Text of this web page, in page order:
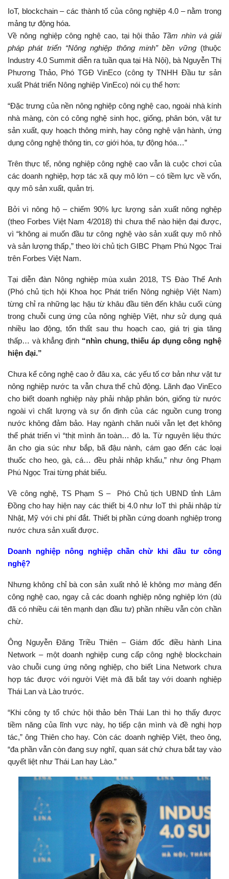
IoT, blockchain – các thành tố của công nghiệp 4.0 – nằm trong
mảng tự động hóa.
Về nông nghiệp công nghệ cao, tại hội thảo Tầm nhìn và giải
pháp phát triển “Nông nghiệp thông minh” bền vững (thuộc
Industry 4.0 Summit diễn ra tuần qua tại Hà Nội), bà Nguyễn Thị
Phương Thảo, Phó TGĐ VinEco (công ty TNHH Đầu tư sản
xuất Phát triển Nông nghiệp VinEco) nói cụ thể hơn:
“Đặc trưng của nền nông nghiệp công nghệ cao, ngoài nhà kính
nhà màng, còn có công nghệ sinh học, giống, phân bón, vật tư
sản xuất, quy hoạch thông minh, hay công nghệ vận hành, ứng
dụng công nghệ thông tin, cơ giới hóa, tự động hóa…”
Trên thực tế, nông nghiệp công nghệ cao vẫn là cuộc chơi của
các doanh nghiệp, hợp tác xã quy mô lớn – có tiềm lực về vốn,
quy mô sản xuất, quản trị.
Bởi vì nông hộ – chiếm 90% lực lượng sản xuất nông nghệp
(theo Forbes Việt Nam 4/2018) thì chưa thể nào hiện đại được,
vì “không ai muốn đầu tư công nghệ vào sản xuất quy mô nhỏ
và sản lượng thấp,” theo lời chủ tịch GIBC Phạm Phú Ngọc Trai
trên Forbes Việt Nam.
Tại diễn đàn Nông nghiệp mùa xuân 2018, TS Đào Thế Anh
(Phó chủ tịch hội Khoa học Phát triển Nông nghiệp Việt Nam)
từng chỉ ra những lạc hậu từ khâu đầu tiên đến khâu cuối cùng
trong chuỗi cung ứng của nông nghiệp Việt, như sử dụng quá
nhiều lao động, tổn thất sau thu hoạch cao, giá trị gia tăng
thấp… và khẳng định “nhìn chung, thiếu áp dụng công nghệ
hiện đại.”
Chưa kể công nghệ cao ở đâu xa, các yếu tố cơ bản như vật tư
nông nghiệp nước ta vẫn chưa thể chủ động. Lãnh đạo VinEco
cho biết doanh nghiệp này phải nhập phân bón, giống từ nước
ngoài vì chất lượng và sự ổn định của các nguồn cung trong
nước không đảm bảo. Hay ngành chăn nuôi vẫn lẹt đẹt không
thể phát triển vì “thịt mình ăn toàn… đô la. Từ nguyên liệu thức
ăn cho gia súc như bắp, bã đậu nành, cám gạo đến các loại
thuốc cho heo, gà, cá… đều phải nhập khẩu,” như ông Phạm
Phú Ngọc Trai từng phát biểu.
Về công nghệ, TS Phạm S – Phó Chủ tịch UBND tỉnh Lâm
Đồng cho hay hiện nay các thiết bị 4.0 như IoT thì phải nhập từ
Nhật, Mỹ với chi phí đắt. Thiết bị phần cứng doanh nghiệp trong
nước chưa sản xuất được.
Doanh nghiệp nông nghiệp chần chừ khi đầu tư công
nghệ?
Nhưng không chỉ bà con sản xuất nhỏ lẻ không mơ màng đến
công nghệ cao, ngay cả các doanh nghiệp nông nghiệp lớn (dù
đã có nhiều cái tên mạnh dạn đầu tư) phần nhiều vẫn còn chần
chừ.
Ông Nguyễn Đăng Triều Thiên – Giám đốc điều hành Lina
Network – một doanh nghiệp cung cấp công nghệ blockchain
vào chuỗi cung ứng nông nghiệp, cho biết Lina Network chưa
hợp tác được với người Việt mà đã bắt tay với doanh nghiệp
Thái Lan và Lào trước.
“Khi công ty tổ chức hội thảo bên Thái Lan thì họ thấy được
tiềm năng của lĩnh vực này, họ tiếp cận mình và đề nghị hợp
tác,” ông Thiên cho hay. Còn các doanh nghiệp Việt, theo ông,
“đa phần vẫn còn đang suy nghĩ, quan sát chứ chưa bắt tay vào
quyết liệt như Thái Lan hay Lào.”